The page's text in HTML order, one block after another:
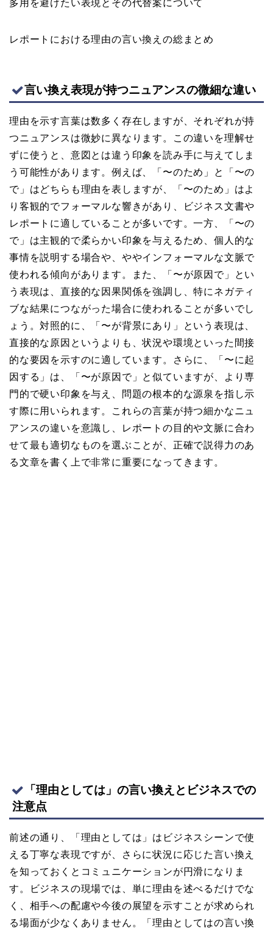
多用を避けたい表現とその代替案について
レポートにおける理由の言い換えの総まとめ
言い換え表現が持つニュアンスの微細な違い
理由を示す言葉は数多く存在しますが、それぞれが持
つニュアンスは微妙に異なります。この違いを理解せ
ずに使うと、意図とは違う印象を読み手に与えてしま
う可能性があります。例えば、「〜のため」と「〜の
で」はどちらも理由を表しますが、「〜のため」はよ
り客観的でフォーマルな響きがあり、ビジネス文書や
レポートに適していることが多いです。一方、「〜の
で」は主観的で柔らかい印象を与えるため、個人的な
事情を説明する場合や、ややインフォーマルな文脈で
使われる傾向があります。また、「〜が原因で」とい
う表現は、直接的な因果関係を強調し、特にネガティ
ブな結果につながった場合に使われることが多いでし
ょう。対照的に、「〜が背景にあり」という表現は、
直接的な原因というよりも、状況や環境といった間接
的な要因を示すのに適しています。さらに、「〜に起
因する」は、「〜が原因で」と似ていますが、より専
門的で硬い印象を与え、問題の根本的な源泉を指し示
す際に用いられます。これらの言葉が持つ細かなニュ
アンスの違いを意識し、レポートの目的や文脈に合わ
せて最も適切なものを選ぶことが、正確で説得力のあ
る文章を書く上で非常に重要になってきます。
「理由としては」の言い換えとビジネスでの
注意点
前述の通り、「理由としては」はビジネスシーンで使
える丁寧な表現ですが、さらに状況に応じた言い換え
を知っておくとコミュニケーションが円滑になりま
す。ビジネスの現場では、単に理由を述べるだけでな
く、相手への配慮や今後の展望を示すことが求められ
る場面が少なくありません。「理由としてはの言い換